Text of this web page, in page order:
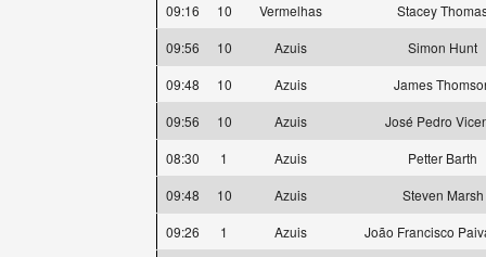
09:16
10 Vermelhas
Stacey
09:56
10 Azuis
Simon Hunt
09:48
10 Azuis
James
09:56
10 Azuis
José Pedro
08:30
1 Azuis
Petter Barth
09:48
10 Azuis
Steven Marsh
09:26
1 Azuis
João Francisco